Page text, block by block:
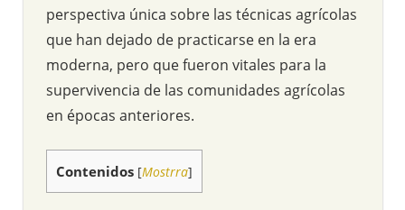
perspectiva única sobre las técnicas agrícolas
que han dejado de practicarse en la era
moderna, pero que fueron vitales para la
supervivencia de las comunidades agrícolas
en épocas anteriores.
Contenidos [Mostrra]